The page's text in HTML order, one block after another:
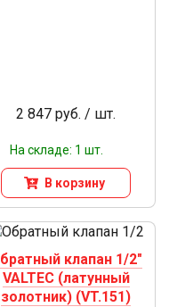
2 847 руб. / шт.
На складе: 1 шт.
В корзину
клапан 1/2"
VALTEC (латунный
золотник) (VT.151)